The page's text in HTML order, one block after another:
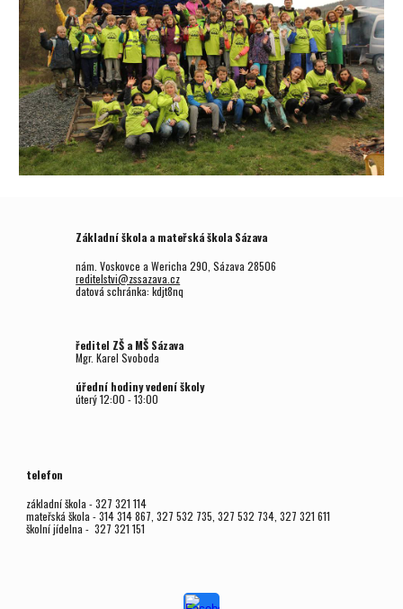
Základní škola a mateřská škola Sázava
nám. Voskovce a Wericha 290, Sázava 28506
reditelstvi@zssazava.cz
datová schránka: kdjt8nq
ředitel ZŠ a MŠ Sázava
Mgr.Karel Svoboda
úřední hodiny vedení školy
úterý12:00 - 13:00
telefon
základní škola - 327 321 114
mateřská škola - 314 314 867, 327 532 735, 327 532 734, 327 321 611
školní jídelna - 327 321 151